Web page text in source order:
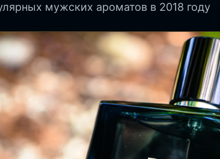
мужских ароматов в 2018 году